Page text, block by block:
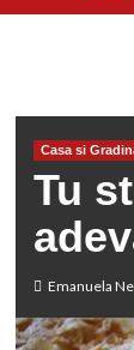
Casa si
Tu
Emanuela